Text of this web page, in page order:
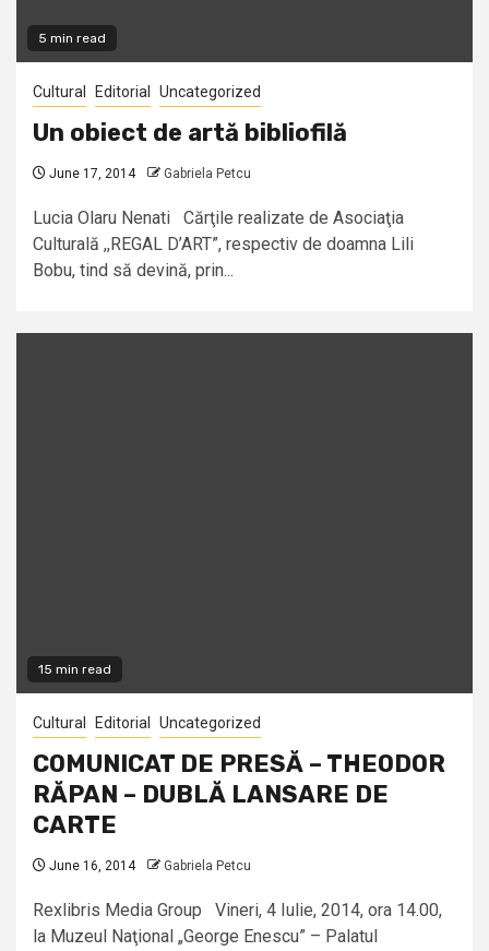
5 min read
Cultural Editorial Uncategorized
Un obiect de artă bibliofilă
June 17, 2014 Gabriela Petcu
Lucia Olaru Nenati Cărţile realizate de Asociaţia
Culturală ,,REGAL D’ART”, respectiv de doamna Lili
Bobu, tind să devină, prin...
15 min read
Cultural Editorial Uncategorized
COMUNICAT DE PRESĂ – THEODOR
RĂPAN – DUBLĂ LANSARE DE
CARTE
June 16, 2014 Gabriela Petcu
Rexlibris Media Group Vineri, 4 Iulie, 2014, ora 14.00,
la Muzeul Naţional „George Enescu” – Palatul